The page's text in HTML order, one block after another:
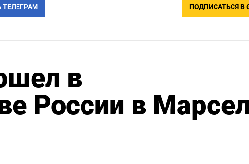
ТЕЛЕГРАМ ПОДПИСАТЬСЯ В
в
России в